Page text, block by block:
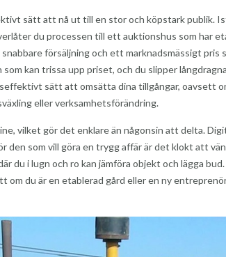
sätt att nå ut till en stor och köpstark publik.
du processen till ett auktionshus som har
försäljning och ett marknadsmässigt
kan trissa upp priset, och du slipper
sätt att omsätta dina tillgångar, oavsett
eller verksamhetsförändring.
vilket gör det enklare än någonsin att delta.
den som vill göra en trygg affär är det klokt att
du i lugn och ro kan jämföra objekt och lägga
om du är en etablerad gård eller en ny